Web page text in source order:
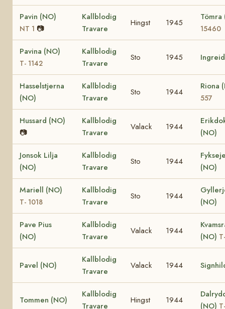
Pavin (NO)
NT 1 📷
Kallblodig
Travare
Hingst 1945
15460
Pavina (NO)
T- 1142
Kallblodig
Travare
Sto 1945
Hasselstjerna
(NO)
Kallblodig
Travare
Sto 1944
Riona
557
Hussard (NO)
📷
Kallblodig
Travare
Valack 1944
(NO)
Jonsok Lilja
(NO)
Kallblodig
Travare
Sto 1944
(NO)
Mariell (NO)
T- 1018
Kallblodig
Travare
Sto 1944
(NO)
Pave Pius
(NO)
Kallblodig
Travare
Valack 1944
(NO)
Pavel (NO)
Kallblodig
Travare
Valack 1944
Tommen (NO)
Kallblodig
Travare
Hingst 1944
(NO)